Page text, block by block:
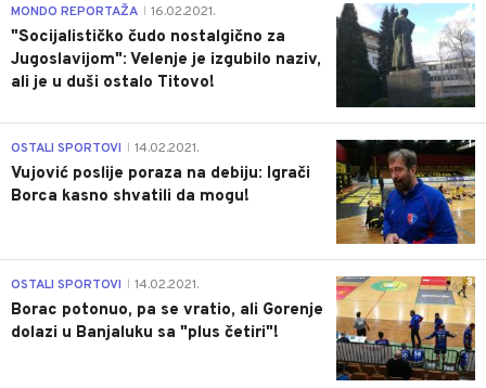
4
MONDO REPORTAŽA 16.02.2021.
"Socijalističko čudo nostalgično za
Jugoslavijom": Velenje je izgubilo naziv,
ali je u duši ostalo Titovo!
1
OSTALI SPORTOVI 14.02.2021.
Vujović poslije poraza na debiju: Igrači
Borca kasno shvatili da mogu!
3
OSTALI SPORTOVI 14.02.2021.
Borac potonuo, pa se vratio, ali Gorenje
dolazi u Banjaluku sa "plus četiri"!